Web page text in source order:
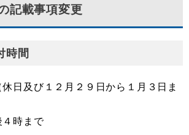
記載事項変更
時間
日及び１２月２９日から１月３日ま
時まで